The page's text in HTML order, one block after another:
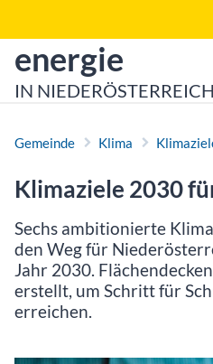
zur Startseite von
energie
IN NIEDERÖSTERREICH
Gemeinde Klima
Klimaziele 2030
Sechs ambitionierte
den Weg für
Jahr 2030.
erstellt, um Schritt für
erreichen.